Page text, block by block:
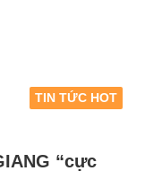
TIN TỨC HOT
“cực